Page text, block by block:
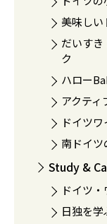
美味しい
だいすき
ク
ハロー
アクティ
ドイツ
南ドイツ
Study &
ドイツ
日独を